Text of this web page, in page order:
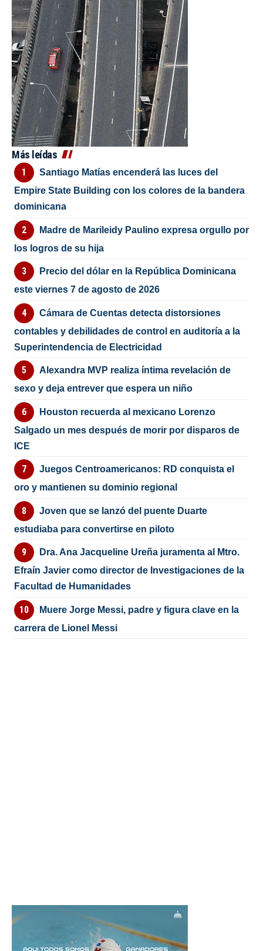
Más leídas
Santiago Matías encenderá las luces del
Empire State Building con los colores de la bandera
dominicana
Madre de Marileidy Paulino expresa orgullo por
los logros de su hija
Precio del dólar en la República Dominicana
este viernes 7 de agosto de 2026
Cámara de Cuentas detecta distorsiones
contables y debilidades de control en auditoría a la
Superintendencia de Electricidad
Alexandra MVP realiza íntima revelación de
sexo y deja entrever que espera un niño
Houston recuerda al mexicano Lorenzo
Salgado un mes después de morir por disparos de
ICE
Juegos Centroamericanos: RD conquista el
oro y mantienen su dominio regional
Joven que se lanzó del puente Duarte
estudiaba para convertirse en piloto
Dra. Ana Jacqueline Ureña juramenta al Mtro.
Efraín Javier como director de Investigaciones de la
Facultad de Humanidades
Muere Jorge Messi, padre y figura clave en la
carrera de Lionel Messi